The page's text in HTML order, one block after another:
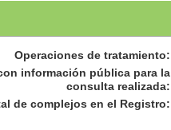
Operaciones de tratamiento:
información pública para la
consulta realizada:
de complejos en el Registro: